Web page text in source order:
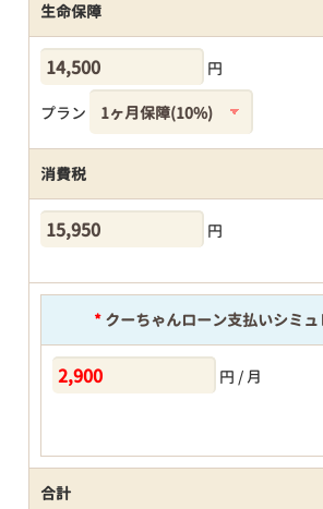
生命保障
円
プラン
消費税
円
*クーちゃんローン支払いシミュ
円 / 月
合計